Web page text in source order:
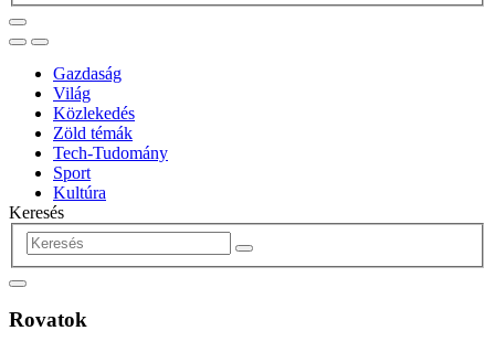
Gazdaság
Világ
Közlekedés
Zöld témák
Tech-Tudomány
Sport
Kultúra
Keresés
Rovatok